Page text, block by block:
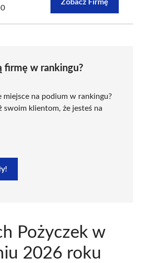
Zobacz Firmę
firmę w rankingu?
miejsce na podium w rankingu?
swoim klientom, że jesteś na
Pożyczek w
2026 roku